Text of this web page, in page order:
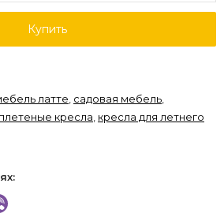
Купить
латте, садовая мебель,
плетеные кресла, кресла для летнего